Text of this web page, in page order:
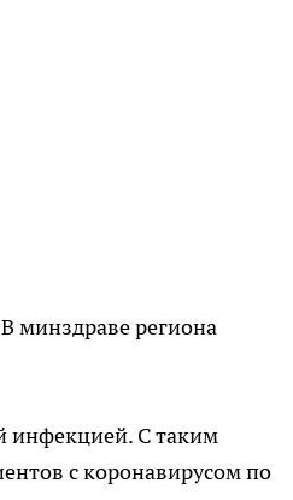
минздраве региона
инфекцией. С таким
с коронавирусом по